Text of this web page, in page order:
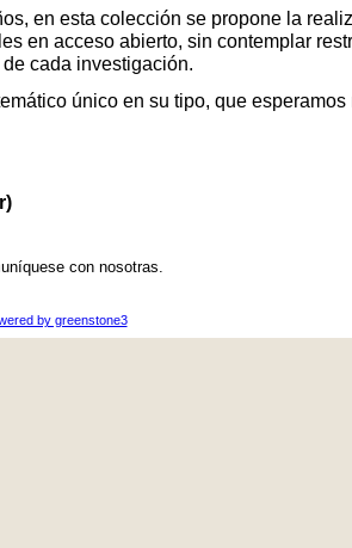
en esta colección se propone la
en acceso abierto, sin contemplar
cada investigación.
único en su tipo, que
con nosotras.
by greenstone3